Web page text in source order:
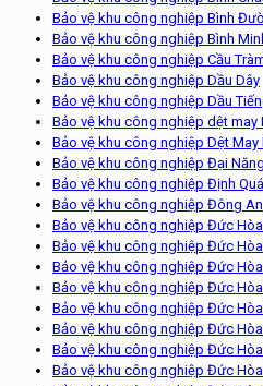
Bảo vệ khu công nghiệp Bình
Bảo vệ khu công nghiệp Bình
Bảo vệ khu công nghiệp Cầu
Bảo vệ khu công nghiệp Dầu Dây
Bảo vệ khu công nghiệp Dầu
Bảo vệ khu công nghiệp dệt may
Bảo vệ khu công nghiệp Dệt May
Bảo vệ khu công nghiệp Đại Năng
Bảo vệ khu công nghiệp Định
Bảo vệ khu công nghiệp Đông An
Bảo vệ khu công nghiệp Đức Hòa
Bảo vệ khu công nghiệp Đức
Bảo vệ khu công nghiệp Đức
Bảo vệ khu công nghiệp Đức
Bảo vệ khu công nghiệp Đức
Bảo vệ khu công nghiệp Đức
Bảo vệ khu công nghiệp Đức
Bảo vệ khu công nghiệp Đức